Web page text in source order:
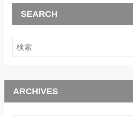
SEARCH
ARCHIVES